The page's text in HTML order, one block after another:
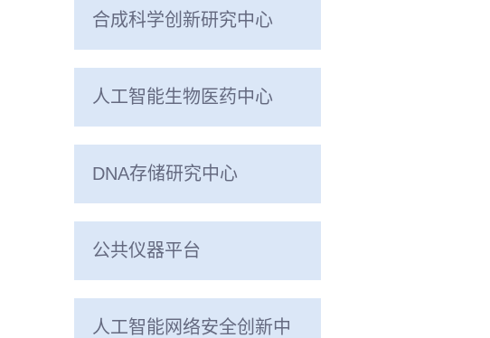
合成科学创新研究中心
人工智能生物医药中心
DNA存储研究中心
公共仪器平台
人工智能网络安全创新中